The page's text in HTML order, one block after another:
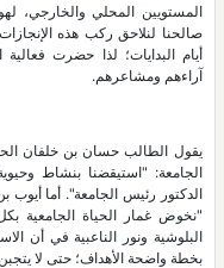
المستويين المحلي والخارجي،
صالحنا لنلاحق ركب هذه
أيام البدايات؛ لذا حضرت
آراءهم ومشاعرهم.
يقول الطالب حسان بن خلفان
الجامعة: "استيقضنا بنشاط
الدكتور رئيس الجامعة". أما
"نخوض غمار الحياة الجامعية
البلوشية ونور الناعبية في أن
بخطة واضحة الأهداف؛ حتى لا